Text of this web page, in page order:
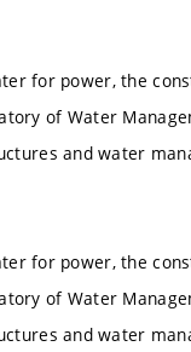
for power, the
of Water
and water
for power, the
of Water
and water